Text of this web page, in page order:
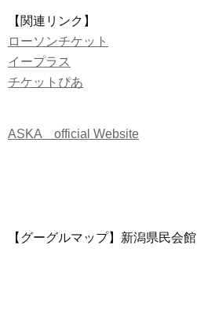
【関連リンク】
ローソンチケット
イープラス
チケットぴあ
ASKA official Website
【グーグルマップ】新潟県民会館